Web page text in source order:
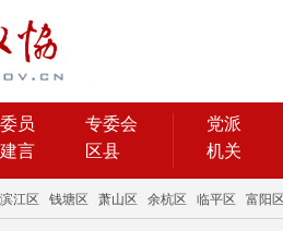
员
专委会
言 区县
党派
机关
滨江区 钱塘区 萧山区 余杭区 临平区 富阳